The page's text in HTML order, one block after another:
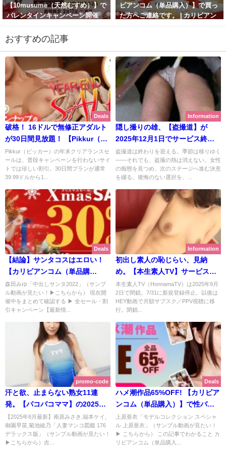
【10musume（天然むすめ）】で
バレンタインキャンペーン開催
ちゃう最新作も！ |
10musume（天然むすめ）
【2026年2月最新版】
February 14, 2026
ビアンコム（単品購入）】で買っ
た方へご連絡です。 | カリビアン
おすすめの記事
Deals
破格！ 16ドルで無修正アダルト
が30日間見放題！ 【Pikkur（ピ
ッカー）】で年末セール2025開
催中！ 瑞希ゆき のいやし亭も格
安で！ | Pikkur（ピッカー）
Pikkur（ピッカー）の年末クリアランスセ
ールは、普段キャンペーンを行わないサイ
トでは珍しい割引。30日間プランが通常
39.99ドルから1...
Information
隠し撮りの雄、【盗撮道】が
2025年12月1日でサービス終
了！ 新規/継続の受付は2025年
10月31日まで | 盗撮道【2025年
10月最新版】
盗撮道は終わりを迎える。季節は移りゆく
――それでも、盗撮の熱は消えない。女性
の痴態を見つめ、次のステージへ進む決意
を綴る。後悔のない選択を、...
Deals
【結論】サンタコスはエロい！
【カリビアンコム（単品購
入）】でクリスマス作品が全品
30%OFF！ 森田みゆの中出しサ
ンタも！ | カリビアンコム（単品
森田みゆ「中出しサンタ2022」（サンプ
ル動画が見たい！▶こちらから） 現在開
催中をまとめて確認する ▶ 全セール・割
引キャンペーン【最新情...
Information
初出し素人の恥じらい、見納
め。【本生素人TV】サービス終
了 | Hey動画の月額見放題＆単品
購入では まだ視聴可能
本生素人TV（HonnamaTV）は2025年9月
2日で閉鎖。7/31に新規登録停止。以後は
HEY動画で月額サブスク／PPV視聴に移
行。閉鎖...
promo-code
汗と欲、止まらない熟女11連
発。【パコパコママ】の2025夏
キャンペーンは30%OFF＆11日
連続新作！大人気スケベ椅子持
参！シリーズも！ | パコパコママ
【2025年8月最新】南原みさき,福本ケイ,
御園早苗,菊池綾乃「人妻マンコ図鑑 176
デラックス版」（サンプル動画が見たい！
▶こちらから）吉...
Deals
ハメ潮作品65%OFF! 【カリビア
ンコム（単品購入）】で性バレ
ンタインセール！ 上原亜依から
も愛液 あ げ る♡ | カリビアンコ
ム（単品購入）【2026年2月期間
上原亜衣「モデルコレクション スペシャ
ル 上原亜衣」（サンプル動画が見たい！
▶ こちらから） この記事でわかること カ
リビアンコム（単品購入...